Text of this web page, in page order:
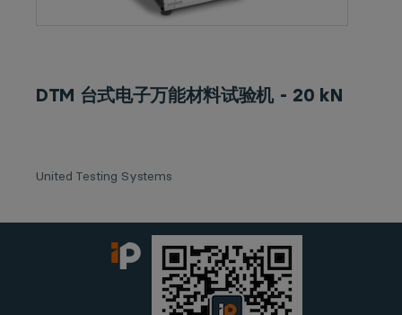
DTM 台式电子万能材料试验机 - 20 kN
United Testing Systems